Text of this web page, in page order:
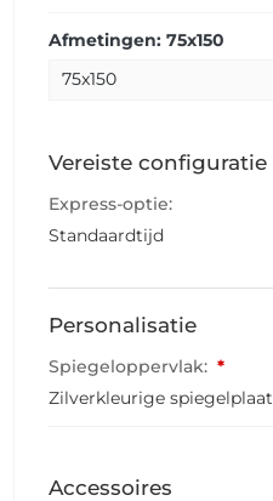
Afmetingen: 75x150
Vereiste configuratie
Express-optie:
Standaardtijd
Personalisatie
Spiegeloppervlak: *
Zilverkleurige spiegelplaat
Accessoires